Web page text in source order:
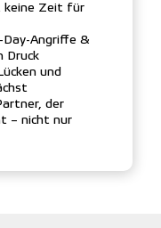
keine Zeit für
Day-Angriffe &
Druck
und
der
– nicht nur